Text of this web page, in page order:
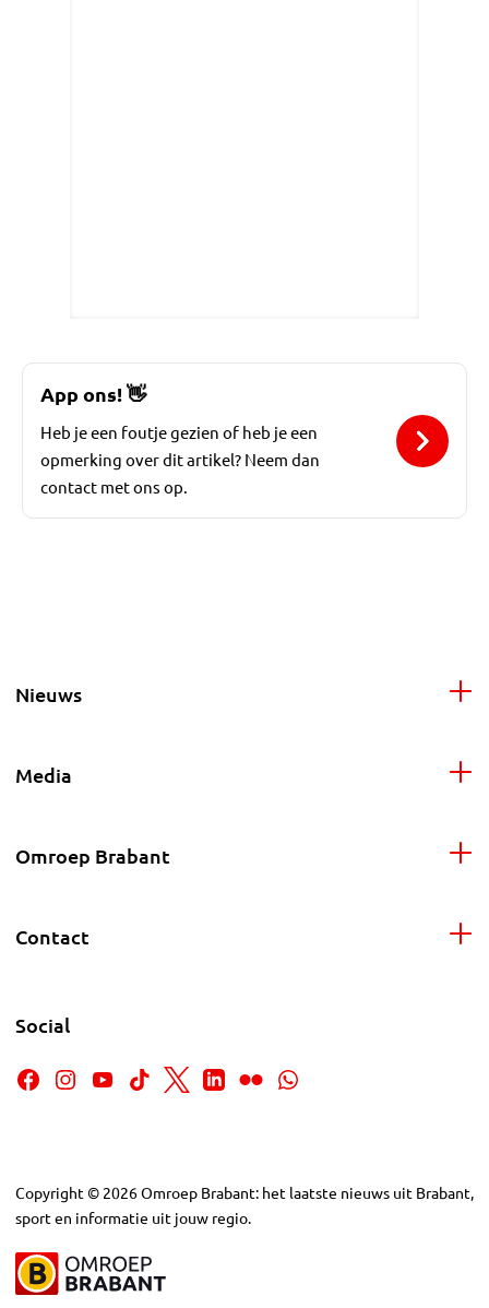
App ons!👋
Heb je een foutje gezien of heb je een
opmerking over dit artikel? Neem dan
contact met ons op.
Nieuws
Media
Omroep Brabant
Contact
Social
Copyright © 2026Omroep Brabant: het laatste nieuws uit Brabant,
sport en informatie uit jouw regio.